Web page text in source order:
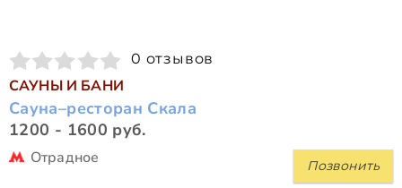
0 отзывов
САУНЫ И БАНИ
Сауна–ресторан Скала
1200 - 1600 руб.
Позвонить
Отрадное